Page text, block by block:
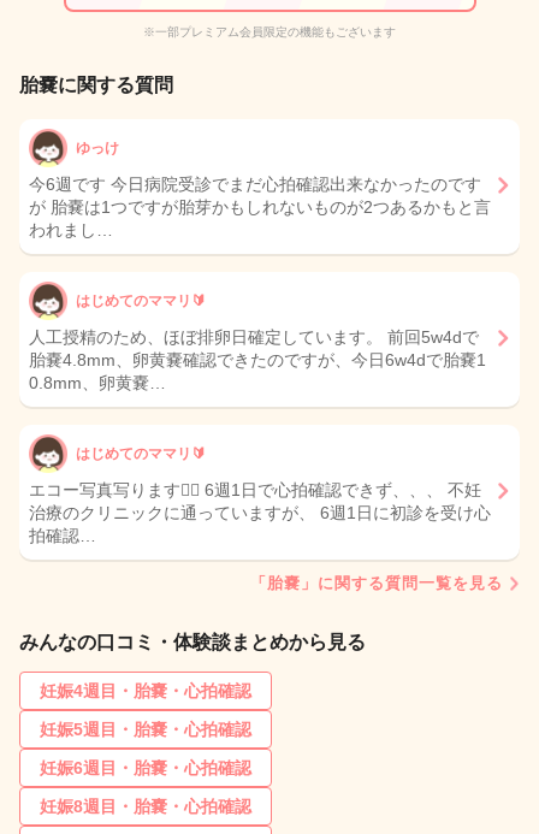
※一部プレミアム会員限定の機能もございます
胎嚢に関する質問
ゆっけ
今6週です 今日病院受診でまだ心拍確認出来なかったのです
が 胎嚢は1つですが胎芽かもしれないものが2つあるかもと言
われまし…
はじめてのママリ🔰
人工授精のため、ほぼ排卵日確定しています。 前回5w4dで
胎嚢4.8mm、卵黄嚢確認できたのですが、今日6w4dで胎嚢1
0.8mm、卵黄嚢…
はじめてのママリ🔰
エコー写真写ります🙇‍♀️ 6週1日で心拍確認できず、、、 不妊
治療のクリニックに通っていますが、 6週1日に初診を受け心
拍確認…
「胎嚢」に関する質問一覧を見る
みんなの口コミ・体験談まとめから見る
妊娠4週目・胎嚢・心拍確認
妊娠5週目・胎嚢・心拍確認
妊娠6週目・胎嚢・心拍確認
妊娠8週目・胎嚢・心拍確認